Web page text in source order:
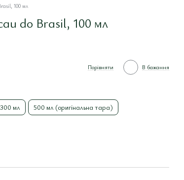
100 мл
do Brasil, 100 мл
Порівняти В бажання
300 мл
500 мл (оригінальна тара)